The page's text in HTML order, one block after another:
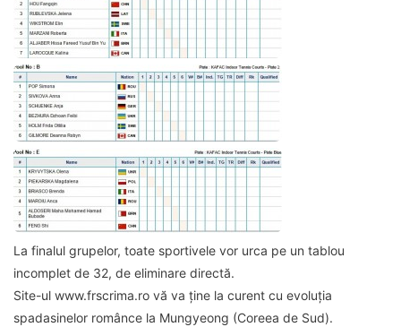
La finalul grupelor, toate sportivele vor urca pe un tablou
incomplet de 32, de eliminare directă.
Site-ul www.frscrima.ro vă va ține la curent cu evoluția
spadasinelor românce la Mungyeong (Coreea de Sud).